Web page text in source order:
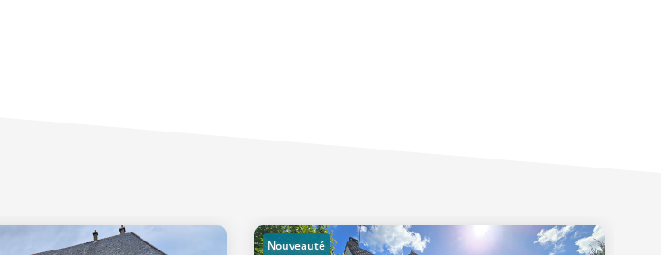
Nouveauté